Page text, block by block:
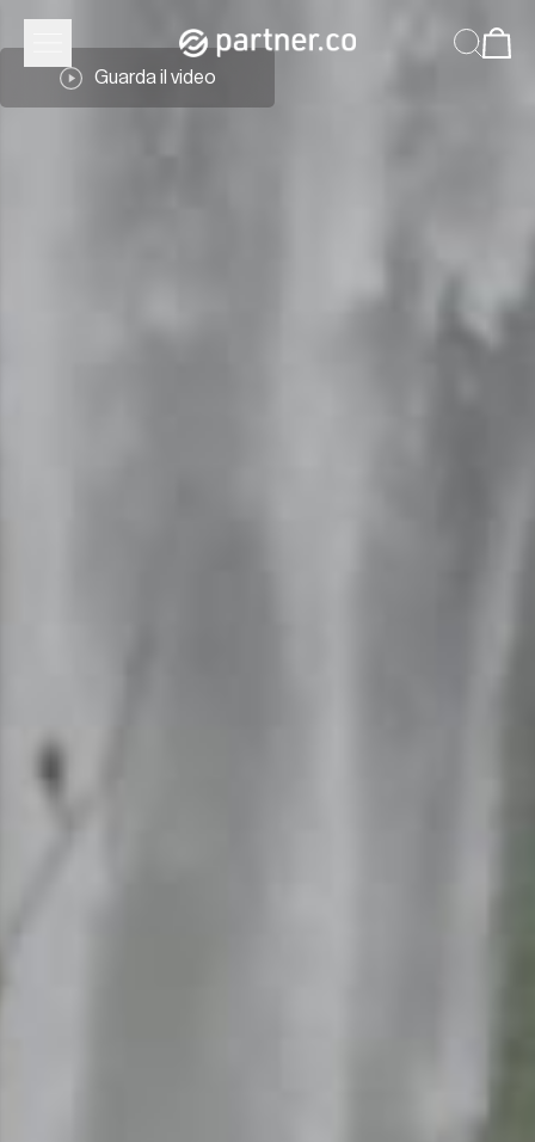
Guarda il video